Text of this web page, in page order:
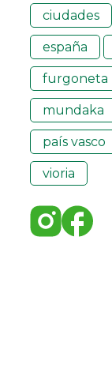
ciudades
españa
furgoneta
mundaka
país vasco
vioria